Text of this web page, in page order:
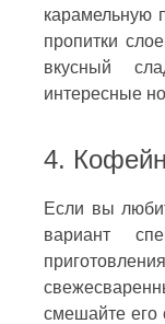
карамельную
пропитки
вкусный
интересные
4.
Если вы
вариант
смешайте его